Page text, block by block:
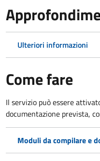
Ulteriori informazioni
Come fare
Il servizio può essere
documentazione prevista,
Moduli da compilare e